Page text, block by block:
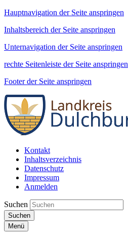
Hauptnavigation der Seite anspringen
Inhaltsbereich der Seite anspringen
Unternavigation der Seite anspringen
rechte Seitenleiste der Seite anspringen
Footer der Seite anspringen
Kontakt
Inhaltsverzeichnis
Datenschutz
Impressum
Anmelden
Suchen
Suchen
Menü